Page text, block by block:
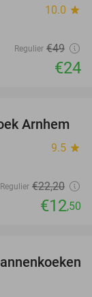
10.0 star
Regulier €49
€24
44%
Arnhem
9.5 star
Regulier €22,20
€12,50
30%